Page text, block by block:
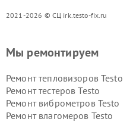
2021-2026 © СЦ irk.testo-fix.ru
Мы ремонтируем
Ремонт тепловизоров Testo
Ремонт тестеров Testo
Ремонт виброметров Testo
Ремонт влагомеров Testo